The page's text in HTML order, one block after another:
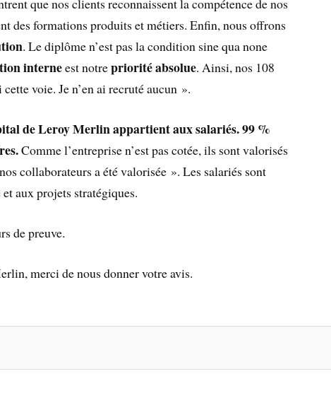
que nos clients reconnaissent la compétence de nos
des formations produits et métiers. Enfin, nous offrons
. Le diplôme n’est pas la condition sine qua none
interneest notrepriorité absolue. Ainsi, nos 108
voie. Je n’en ai recruté aucun ».
de Leroy Merlin appartient aux salariés. 99 %
Comme l’entreprise n’est pas cotée, ils sont valorisés
collaborateurs a été valorisée ». Les salariés sont
aux projets stratégiques.
de preuve.
merci de nous donner votre avis.